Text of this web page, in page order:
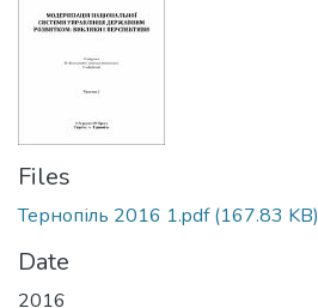
Files
Тернопіль 2016 1.pdf(167.83 KB)
Date
2016